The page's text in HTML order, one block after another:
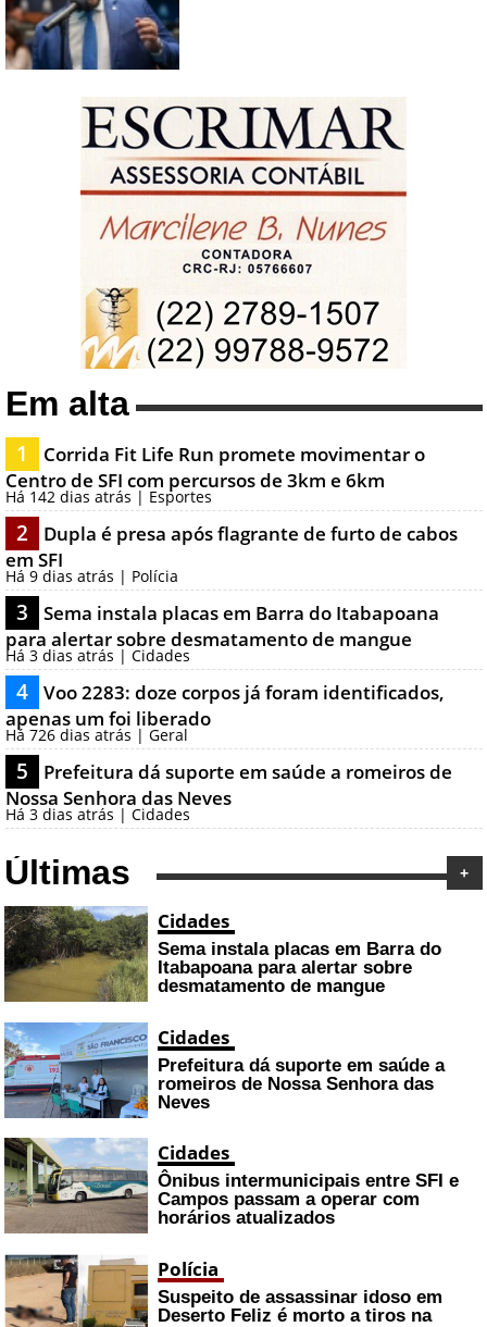
Em alta
1
Corrida Fit Life Run promete movimentar o
Centro de SFI com percursos de 3km e 6km
Há 142 dias atrás | Esportes
2
Dupla é presa após flagrante de furto de cabos
em SFI
Há 9 dias atrás | Polícia
3
Sema instala placas em Barra do Itabapoana
para alertar sobre desmatamento de mangue
Há 3 dias atrás | Cidades
4
Voo 2283: doze corpos já foram identificados,
apenas um foi liberado
Há 726 dias atrás | Geral
5
Prefeitura dá suporte em saúde a romeiros de
Nossa Senhora das Neves
Há 3 dias atrás | Cidades
Últimas +
Cidades
Sema instala placas em Barra do
Itabapoana para alertar sobre
desmatamento de mangue
Cidades
Prefeitura dá suporte em saúde a
romeiros de Nossa Senhora das
Neves
Cidades
Ônibus intermunicipais entre SFI e
Campos passam a operar com
horários atualizados
Polícia
Suspeito de assassinar idoso em
Deserto Feliz é morto a tiros na